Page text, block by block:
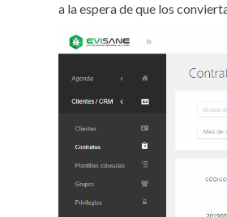
a la espera de que los